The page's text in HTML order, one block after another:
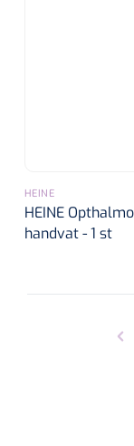
HEINE
HEINE
handvat - 1 st